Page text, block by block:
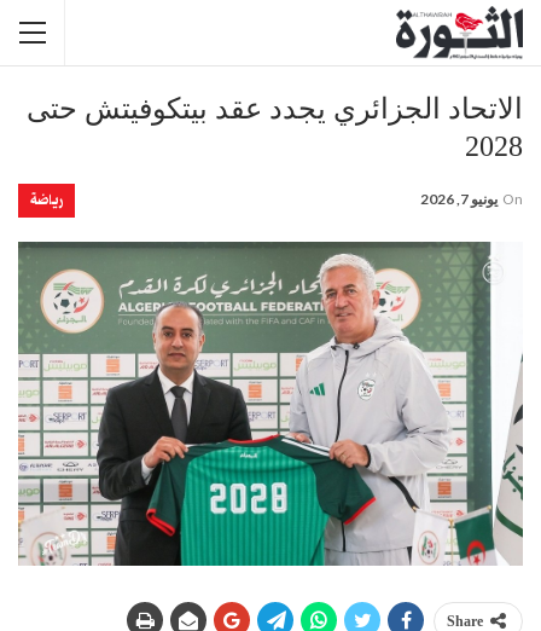
الاتحاد الجزائري يجدد عقد بيتكوفيتش حتى
2028
رياضة On يونيو 7, 2026
Share